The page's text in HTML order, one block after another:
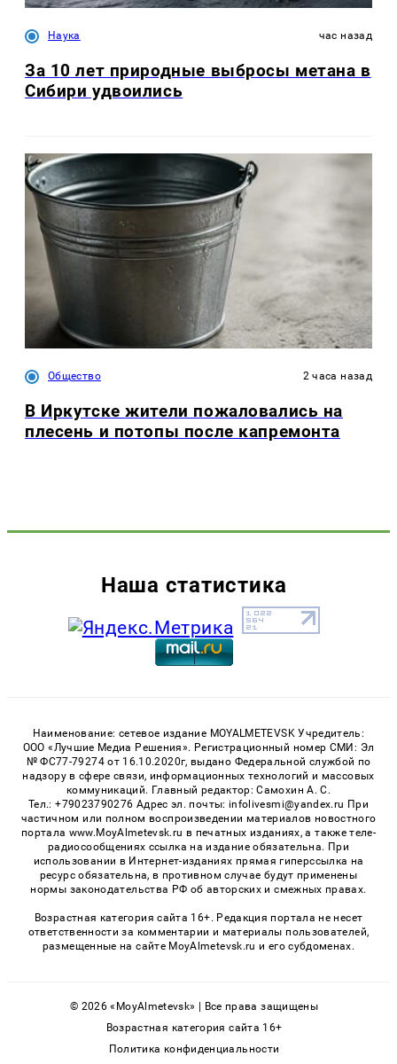
Наука час назад
За 10 лет природные выбросы метана в
Сибири удвоились
Общество 2 часа назад
В Иркутске жители пожаловались на
плесень и потопы после капремонта
Наша статистика
Наименование: сетевое издание MOYALMETEVSK Учредитель:
ООО «Лучшие Медиа Решения». Регистрационный номер СМИ: Эл
№ ФС77-79274 от 16.10.2020г, выдано Федеральной службой по
надзору в сфере связи, информационных технологий и массовых
коммуникаций. Главный редактор: Самохин А. С.
Тел.: +79023790276 Адрес эл. почты: infolivesmi@yandex.ru При
частичном или полном воспроизведении материалов новостного
портала www.MoyAlmetevsk.ru в печатных изданиях, а также теле-
радиосообщениях ссылка на издание обязательна. При
использовании в Интернет-изданиях прямая гиперссылка на
ресурс обязательна, в противном случае будут применены
нормы законодательства РФ об авторских и смежных правах.
Возрастная категория сайта 16+. Редакция портала не несет
ответственности за комментарии и материалы пользователей,
размещенные на сайте MoyAlmetevsk.ru и его субдоменах.
© 2026 «MoyAlmetevsk» | Все права защищены
Возрастная категория сайта 16+
Политика конфиденциальности